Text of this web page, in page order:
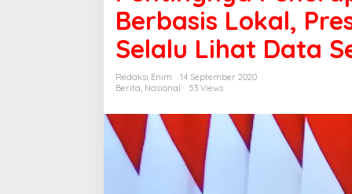
i
n
g
n
e
Berbasis Lokal,
Selalu Lihat Data
Redaksi Enim
14 September 2020
Berita Nasional 53 Views